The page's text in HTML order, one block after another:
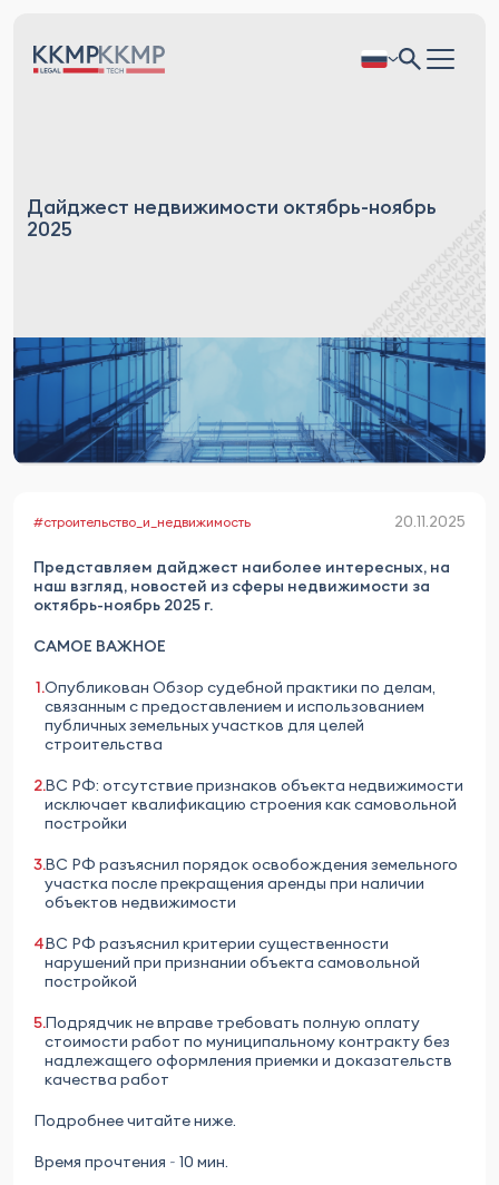
Дайджест недвижимости октябрь-ноябрь
2025
#строительство_и_недвижимость 20.11.2025
Представляем дайджест наиболее интересных, на
наш взгляд, новостей из сферы недвижимости за
октябрь-ноябрь 2025 г.
САМОЕ ВАЖНОЕ
Опубликован Обзор судебной практики по делам,
связанным с предоставлением и использованием
публичных земельных участков для целей
строительства
ВС РФ: отсутствие признаков объекта недвижимости
исключает квалификацию строения как самовольной
постройки
ВС РФ разъяснил порядок освобождения земельного
участка после прекращения аренды при наличии
объектов недвижимости
ВС РФ разъяснил критерии существенности
нарушений при признании объекта самовольной
постройкой
Подрядчик не вправе требовать полную оплату
стоимости работ по муниципальному контракту без
надлежащего оформления приемки и доказательств
качества работ
Подробнее читайте ниже.
Время прочтения ~ 10 мин.